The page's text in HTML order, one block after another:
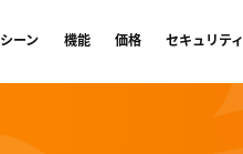
ーン 機能 価格 セキュリティ